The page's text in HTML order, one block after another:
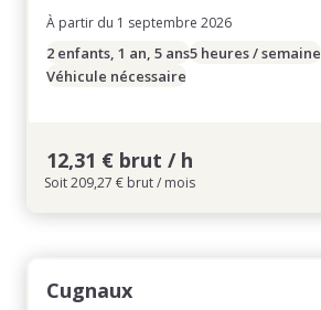
À partir du 1 septembre 2026
2 enfants, 1 an, 5 ans5 heures / semaine
Véhicule nécessaire
12,31 € brut / h
Soit 209,27 € brut / mois
Cugnaux